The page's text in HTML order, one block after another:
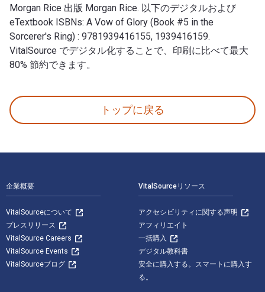
Morgan Rice 出版 Morgan Rice. 以下のデジタルおよび
eTextbook ISBNs: A Vow of Glory (Book #5 in the
Sorcerer's Ring) : 9781939416155, 1939416159.
VitalSource でデジタル化することで、印刷に比べて最大
80% 節約できます。
トップに戻る
企業概要
VitalSourceについて
プレスリリース
VitalSource Careers
VitalSource Events
VitalSourceブログ
VitalSourceリソース
アクセシビリティに関する声明
アフィリエイト
一括購入
デジタル教科書
安全に購入する。スマートに購入す
る。